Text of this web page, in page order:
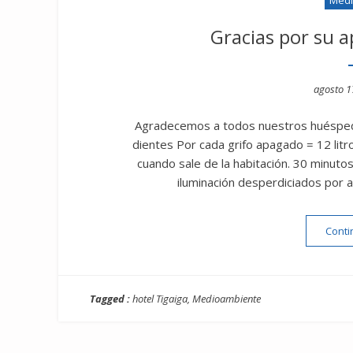
Gracias por su
Posted
agosto
Agradecemos a todos nuestros
dientes Por cada grifo apagado = 12
cuando sale de la habitación. 30
iluminación desperdiciados por
Tagged :hotel Tigaiga Medioambiente